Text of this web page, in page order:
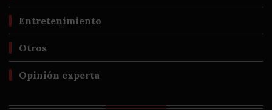
Entretenimiento
Otros
Opinión experta